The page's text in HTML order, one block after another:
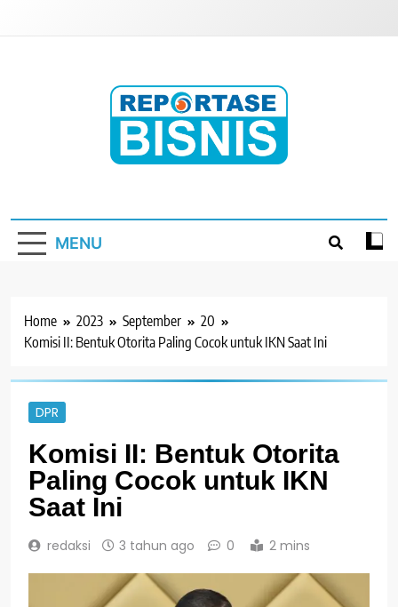
MENU
Home 2023 September
20
Komisi II: Bentuk Otorita Paling Cocok untuk IKN Saat Ini
DPR
Komisi II: Bentuk Otorita
Paling Cocok untuk IKN
Saat Ini
redaksi 3 tahun ago 0 2 mins